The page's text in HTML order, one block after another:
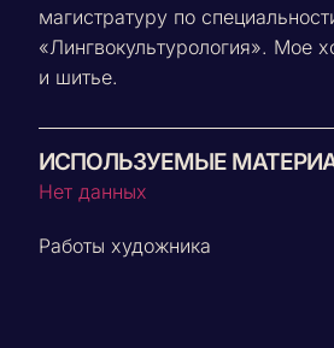
магистратуру по
«Лингвокультурология». Мое
и шитье.
ИСПОЛЬЗУЕМЫЕ
Нет данных
Работы художника